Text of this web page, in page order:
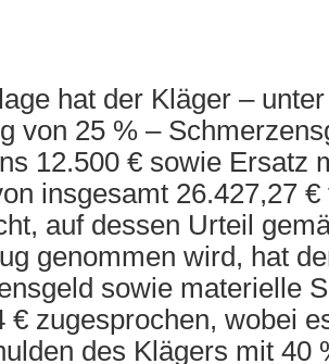
hat der Kläger –
von 25 % –
12.500 € sowie Ersatz
insgesamt 26.427,27
auf dessen Urteil
genommen wird, hat
sowie materielle
€ zugesprochen, wobei
des Klägers mit 40